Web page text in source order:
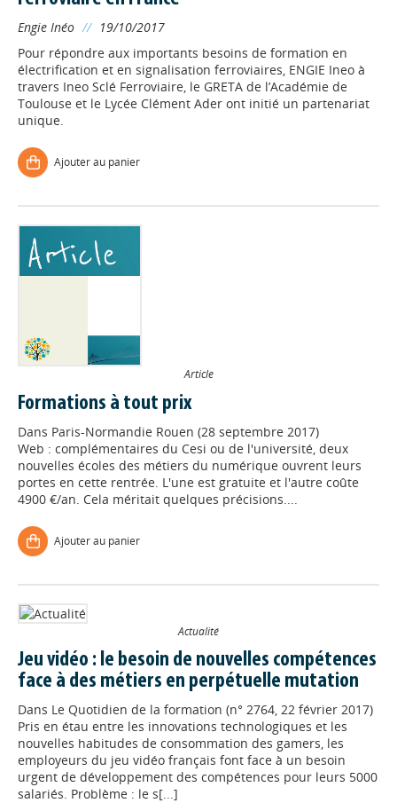
Engie Inéo // 19/10/2017
Pour répondre aux importants besoins de formation en
électrification et en signalisation ferroviaires, ENGIE Ineo à
travers Ineo Sclé Ferroviaire, le GRETA de l’Académie de
Toulouse et le Lycée Clément Ader ont initié un partenariat
unique.
Ajouter au panier
Article
Formations à tout prix
Dans Paris-Normandie Rouen (28 septembre 2017)
Web : complémentaires du Cesi ou de l'université, deux
nouvelles écoles des métiers du numérique ouvrent leurs
portes en cette rentrée. L'une est gratuite et l'autre coûte
4900 €/an. Cela méritait quelques précisions....
Ajouter au panier
Actualité
Jeu vidéo : le besoin de nouvelles compétences
face à des métiers en perpétuelle mutation
Dans Le Quotidien de la formation (n° 2764, 22 février 2017)
Pris en étau entre les innovations technologiques et les
nouvelles habitudes de consommation des gamers, les
employeurs du jeu vidéo français font face à un besoin
urgent de développement des compétences pour leurs 5000
salariés. Problème : le s[...]